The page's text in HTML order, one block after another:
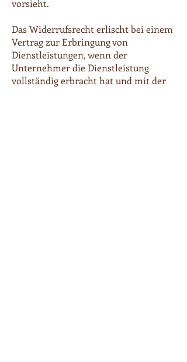
vorsieht.
Das Widerrufsrecht erlischt bei einem
Vertrag zur Erbringung von
Dienstleistungen, wenn der
Unternehmer die Dienstleistung
vollständig erbracht hat und mit der